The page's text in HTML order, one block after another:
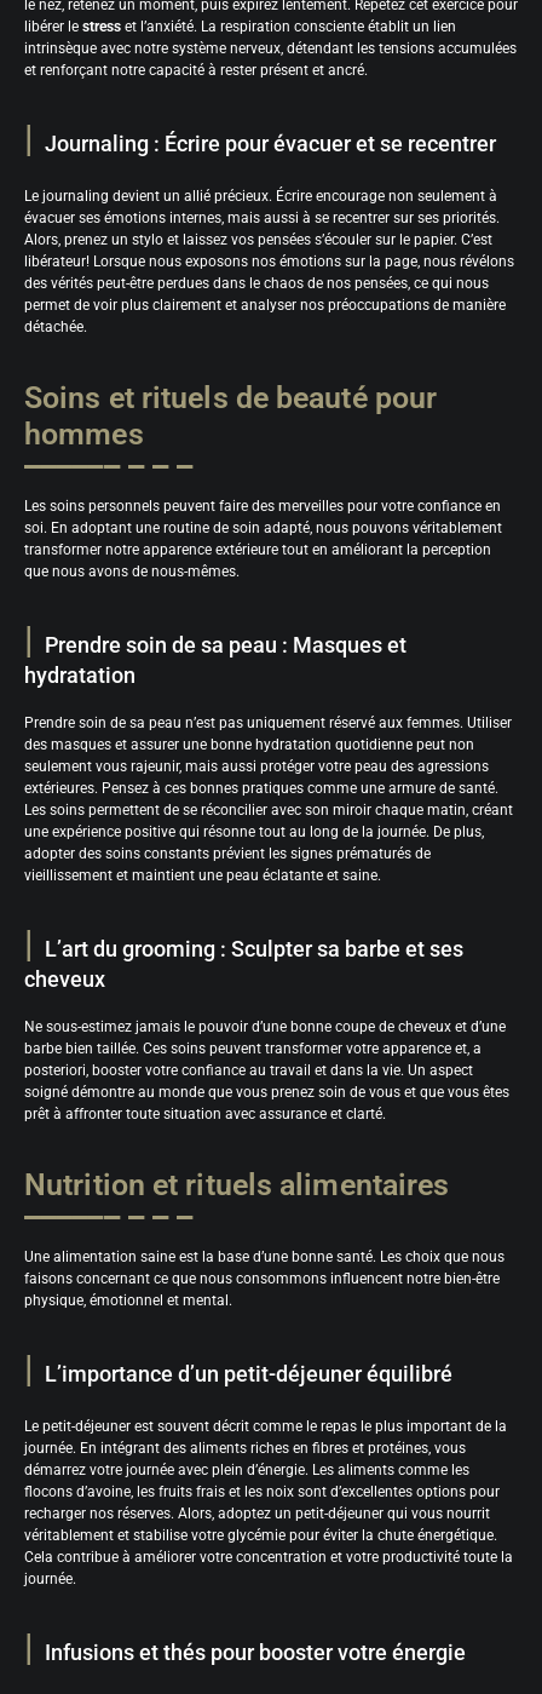
le nez, retenez un moment, puis expirez lentement. Répétez cet exercice pour
libérer le stress et l’anxiété. La respiration consciente établit un lien
intrinsèque avec notre système nerveux, détendant les tensions accumulées
et renforçant notre capacité à rester présent et ancré.
Journaling : Écrire pour évacuer et se recentrer
Le journaling devient un allié précieux. Écrire encourage non seulement à
évacuer ses émotions internes, mais aussi à se recentrer sur ses priorités.
Alors, prenez un stylo et laissez vos pensées s’écouler sur le papier. C’est
libérateur! Lorsque nous exposons nos émotions sur la page, nous révélons
des vérités peut-être perdues dans le chaos de nos pensées, ce qui nous
permet de voir plus clairement et analyser nos préoccupations de manière
détachée.
Soins et rituels de beauté pour
hommes
Les soins personnels peuvent faire des merveilles pour votre confiance en
soi. En adoptant une routine de soin adapté, nous pouvons véritablement
transformer notre apparence extérieure tout en améliorant la perception
que nous avons de nous-mêmes.
Prendre soin de sa peau : Masques et
hydratation
Prendre soin de sa peau n’est pas uniquement réservé aux femmes. Utiliser
des masques et assurer une bonne hydratation quotidienne peut non
seulement vous rajeunir, mais aussi protéger votre peau des agressions
extérieures. Pensez à ces bonnes pratiques comme une armure de santé.
Les soins permettent de se réconcilier avec son miroir chaque matin, créant
une expérience positive qui résonne tout au long de la journée. De plus,
adopter des soins constants prévient les signes prématurés de
vieillissement et maintient une peau éclatante et saine.
L’art du grooming : Sculpter sa barbe et ses
cheveux
Ne sous-estimez jamais le pouvoir d’une bonne coupe de cheveux et d’une
barbe bien taillée. Ces soins peuvent transformer votre apparence et, a
posteriori, booster votre confiance au travail et dans la vie. Un aspect
soigné démontre au monde que vous prenez soin de vous et que vous êtes
prêt à affronter toute situation avec assurance et clarté.
Nutrition et rituels alimentaires
Une alimentation saine est la base d’une bonne santé. Les choix que nous
faisons concernant ce que nous consommons influencent notre bien-être
physique, émotionnel et mental.
L’importance d’un petit-déjeuner équilibré
Le petit-déjeuner est souvent décrit comme le repas le plus important de la
journée. En intégrant des aliments riches en fibres et protéines, vous
démarrez votre journée avec plein d’énergie. Les aliments comme les
flocons d’avoine, les fruits frais et les noix sont d’excellentes options pour
recharger nos réserves. Alors, adoptez un petit-déjeuner qui vous nourrit
véritablement et stabilise votre glycémie pour éviter la chute énergétique.
Cela contribue à améliorer votre concentration et votre productivité toute la
journée.
Infusions et thés pour booster votre énergie